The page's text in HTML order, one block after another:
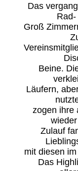
Das
Groß
Beine.
Läufern,
zogen ihre
Zulauf
mit diesen
Das